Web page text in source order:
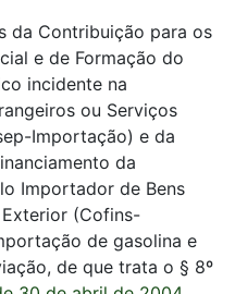
da Contribuição para os
e de Formação do
incidente na
ou Serviços
Importação) e da
da
Importador de Bens
(Cofins-
de gasolina e
de que trata o § 8º